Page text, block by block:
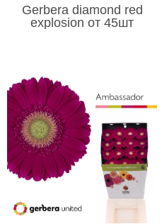
Gerbera diamond red
explosion от 45шт